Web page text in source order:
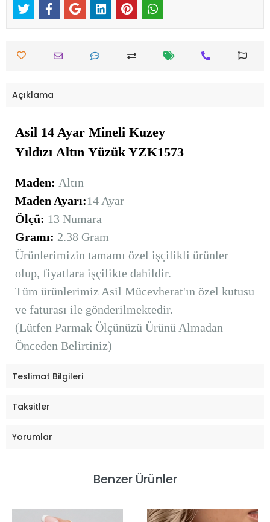
Açıklama
Asil 14 Ayar Mineli Kuzey
Yıldızı Altın Yüzük YZK1573
Maden: Altın
Maden Ayarı:14 Ayar
Ölçü: 13 Numara
Gramı: 2.38 Gram
Ürünlerimizin tamamı özel işçilikli ürünler
olup, fiyatlara işçilikte dahildir.
Tüm ürünlerimiz Asil Mücevherat'ın özel kutusu
ve faturası ile gönderilmektedir.
(Lütfen Parmak Ölçünüzü Ürünü Almadan
Önceden Belirtiniz)
Teslimat Bilgileri
Taksitler
Yorumlar
Benzer Ürünler